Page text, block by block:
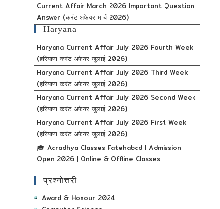
Current Affair March 2026 Important Question
Answer (करंट अफेयर मार्च 2026)
Haryana
Haryana Current Affair July 2026 Fourth Week
(हरियाणा करंट अफेयर जुलाई 2026)
Haryana Current Affair July 2026 Third Week
(हरियाणा करंट अफेयर जुलाई 2026)
Haryana Current Affair July 2026 Second Week
(हरियाणा करंट अफेयर जुलाई 2026)
Haryana Current Affair July 2026 First Week
(हरियाणा करंट अफेयर जुलाई 2026)
🎓 Aaradhya Classes Fatehabad | Admission
Open 2026 | Online & Offline Classes
प्रश्नोत्तरी
Award & Honour 2024